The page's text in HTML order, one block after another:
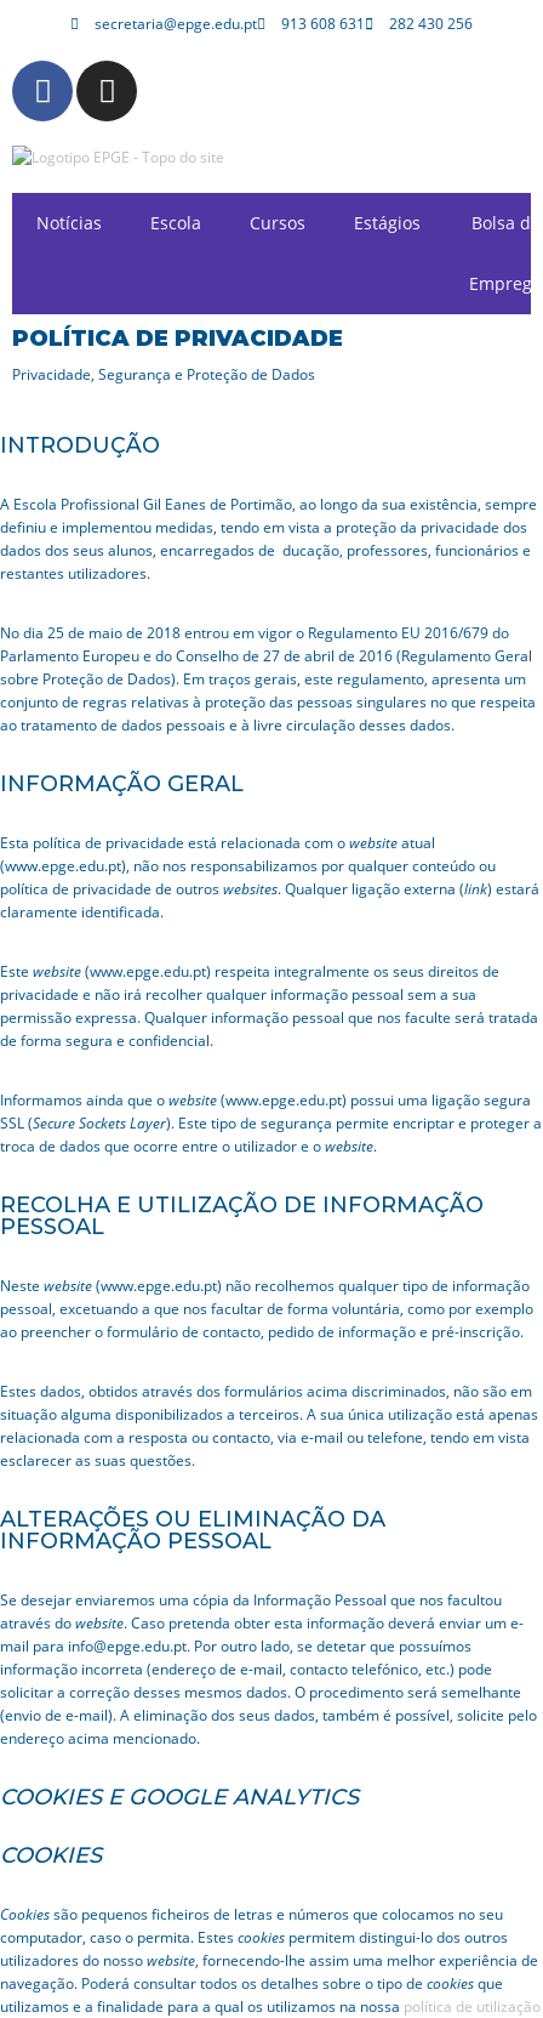
Avançar
para
o
secretaria@epge.edu.pt 913 608 631 282 430 256
Notícias Escola Cursos Estágios Bolsa de
Emprego
POLÍTICA DE PRIVACIDADE
Privacidade, Segurança e Proteção de Dados
INTRODUÇÃO
A Escola Profissional Gil Eanes de Portimão, ao longo da sua existência, sempre
definiu e implementou medidas, tendo em vista a proteção da privacidade dos
dados dos seus alunos, encarregados de ducação, professores, funcionários e
restantes utilizadores.
No dia 25 de maio de 2018 entrou em vigor o Regulamento EU 2016/679 do
Parlamento Europeu e do Conselho de 27 de abril de 2016 (Regulamento Geral
sobre Proteção de Dados). Em traços gerais, este regulamento, apresenta um
conjunto de regras relativas à proteção das pessoas singulares no que respeita
ao tratamento de dados pessoais e à livre circulação desses dados.
INFORMAÇÃO GERAL
Esta política de privacidade está relacionada com owebsiteatual
(www.epge.edu.pt), não nos responsabilizamos por qualquer conteúdo ou
política de privacidade de outroswebsites. Qualquer ligação externa (link) estará
claramente identificada.
Este website(www.epge.edu.pt) respeita integralmente os seus direitos de
privacidade e não irá recolher qualquer informação pessoal sem a sua
permissão expressa. Qualquer informação pessoal que nos faculte será tratada
de forma segura e confidencial.
Informamos ainda que owebsite(www.epge.edu.pt) possui uma ligação segura
SSL (Secure Sockets Layer). Este tipo de segurança permite encriptar e proteger a
troca de dados que ocorre entre o utilizador e owebsite.
RECOLHA E UTILIZAÇÃO DE INFORMAÇÃO
PESSOAL
Neste website(www.epge.edu.pt) não recolhemos qualquer tipo de informação
pessoal, excetuando a que nos facultar de forma voluntária, como por exemplo
ao preencher o formulário de contacto, pedido de informação e pré-inscrição.
Estes dados, obtidos através dos formulários acima discriminados, não são em
situação alguma disponibilizados a terceiros. A sua única utilização está apenas
relacionada com a resposta ou contacto, via e-mail ou telefone, tendo em vista
esclarecer as suas questões.
ALTERAÇÕES OU ELIMINAÇÃO DA
INFORMAÇÃO PESSOAL
Se desejar enviaremos uma cópia da Informação Pessoal que nos facultou
através dowebsite. Caso pretenda obter esta informação deverá enviar um e-
mail para info@epge.edu.pt. Por outro lado, se detetar que possuímos
informação incorreta (endereço de e-mail, contacto telefónico, etc.) pode
solicitar a correção desses mesmos dados. O procedimento será semelhante
(envio de e-mail). A eliminação dos seus dados, também é possível, solicite pelo
endereço acima mencionado.
COOKIES E GOOGLE ANALYTICS
COOKIES
Cookiessão pequenos ficheiros de letras e números que colocamos no seu
computador, caso o permita. Estescookies permitem distingui-lo dos outros
utilizadores do nossowebsite, fornecendo-lhe assim uma melhor experiência de
navegação. Poderá consultar todos os detalhes sobre o tipo de cookiesque
utilizamos e a finalidade para a qual os utilizamos na nossa política de utilização